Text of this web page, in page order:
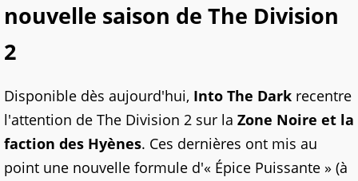
nouvelle saison de The Division
2
Disponible dès aujourd'hui, Into The Dark recentre
l'attention de The Division 2 sur la Zone Noire et la
faction des Hyènes. Ces dernières ont mis au
point une nouvelle formule d'« Épice Puissante » (à